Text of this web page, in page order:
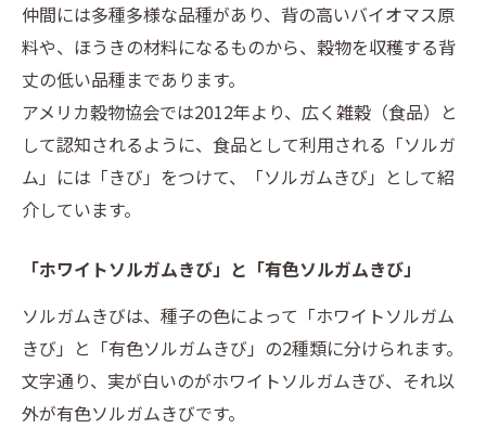
仲間には多種多様な品種があり、背の高いバイオマス原
料や、ほうきの材料になるものから、穀物を収穫する背
丈の低い品種まであります。
アメリカ穀物協会では2012年より、広く雑穀（食品）と
して認知されるように、食品として利用される「ソルガ
ム」には「きび」をつけて、「ソルガムきび」として紹
介しています。
「ホワイトソルガムきび」と「有色ソルガムきび」
ソルガムきびは、種子の色によって「ホワイトソルガム
きび」と「有色ソルガムきび」の2種類に分けられます。
文字通り、実が白いのがホワイトソルガムきび、それ以
外が有色ソルガムきびです。